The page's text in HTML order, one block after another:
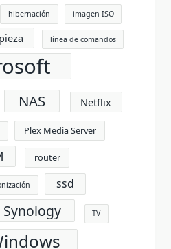
hibernación imagen ISO
línea de comandos
NAS
Netflix
Plex Media Server
router
ssd
Synology TV